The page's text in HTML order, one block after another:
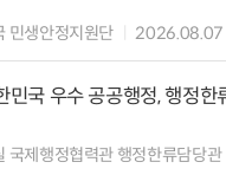
민생안정지원단 2026.08.07
민국 우수 공공행정, 행정한
국제행정협력관 행정한류담당관